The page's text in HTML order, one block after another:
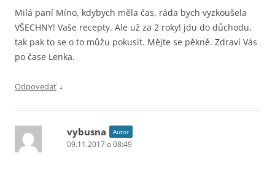
Milá paní Míno, kdybych měla čas, ráda bych vyzkoušela
VŠECHNY! Vaše recepty. Ale už za 2 roky! jdu do důchodu,
tak pak to se o to můžu pokusit. Mějte se pěkně. Zdraví Vás
po čase Lenka.
Odpovedať ↓
vybusna Autor
09.11.2017 o 08:49